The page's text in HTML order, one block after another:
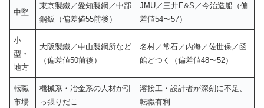
中堅
東京製鐵／愛知製鋼／中部
鋼鈑（偏差値55前後）
JMU／三井E&S／今治造船（偏
差値54〜57）
小
型・
地方
大阪製鐵／中山製鋼所など
（偏差値50前後）
名村／常石／内海／佐世保／函
館どつく（偏差値48〜52）
転職
市場
機械系・冶金系の人材が引
っ張りだこ
溶接工・設計者が深刻に不足、
転職有利